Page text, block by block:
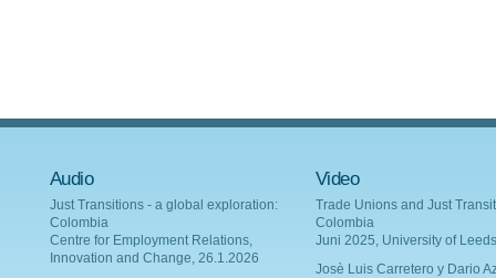
Audio
Just Transitions - a global exploration:
Colombia
Centre for Employment Relations,
Innovation and Change, 26.1.2026
Video
Trade Unions and Just
Colombia
Juni 2025, University of Leeds
Josè Luis Carretero y Dario